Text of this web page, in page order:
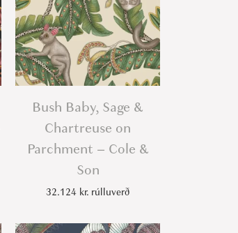
Bush Baby, Sage &
Chartreuse on
Parchment – Cole &
Son
32.124 kr. rúlluverð